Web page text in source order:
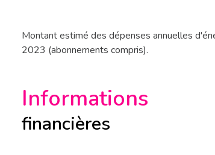
Montant estimé des dépenses annuelles
2023 (abonnements compris).
Informations
financières